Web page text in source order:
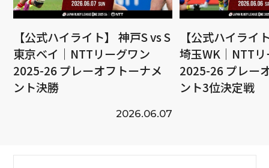
【公式ハイライト】 神戸S vs S
東京ベイ｜NTTリーグワン
2025-26 プレーオフトーナメ
ント決勝
2026.06.07
【公式ハイライ
埼玉WK｜NTT
2025-26 プレー
ント3位決定戦